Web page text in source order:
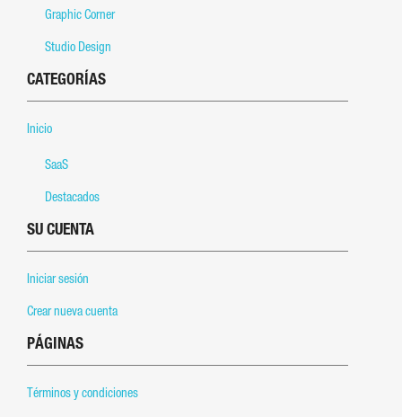
Graphic Corner
Studio Design
CATEGORÍAS
Inicio
SaaS
Destacados
SU CUENTA
Iniciar sesión
Crear nueva cuenta
PÁGINAS
Términos y condiciones